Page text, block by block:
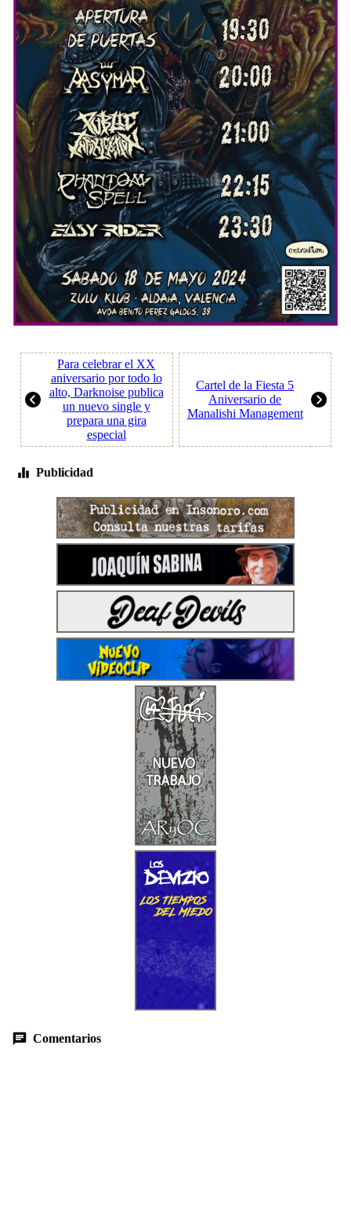
Para celebrar el XX
aniversario por todo lo
alto, Darknoise publica
un nuevo single y
prepara una gira
especial
Cartel de la Fiesta 5
Aniversario de
Manalishi Management
Publicidad
Comentarios